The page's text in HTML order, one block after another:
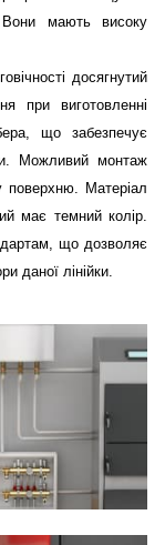
Вони мають високу
досягнутий
при виготовленні
що забезпечує
Можливий монтаж
Матеріал
має темний колір.
що дозволяє
даної лінійки.
55